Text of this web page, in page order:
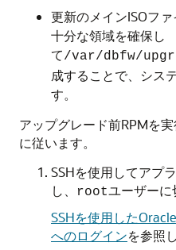
更新のメインISOフ
十分な領域を確保し
て/var/dbfw/
成することで、シス
す。
アップグレード前RPMを
に従います。
SSHを使用してアプ
し、
rootユーザーに
SSHを使用した
へのログインを参照